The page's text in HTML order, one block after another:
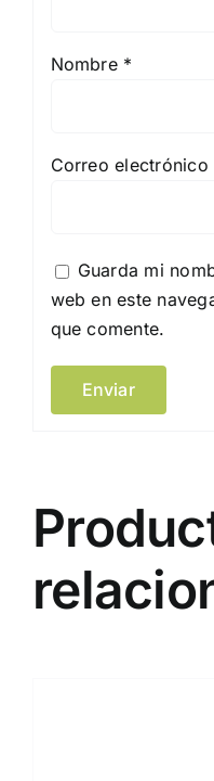
Nombre *
Correo electrónico
Guarda mi
web en este
que comente.